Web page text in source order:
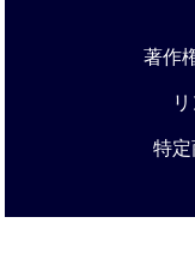
著作
特